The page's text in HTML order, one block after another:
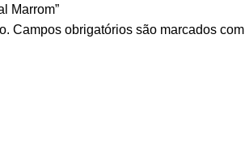
Marrom”
Campos obrigatórios são marcados com